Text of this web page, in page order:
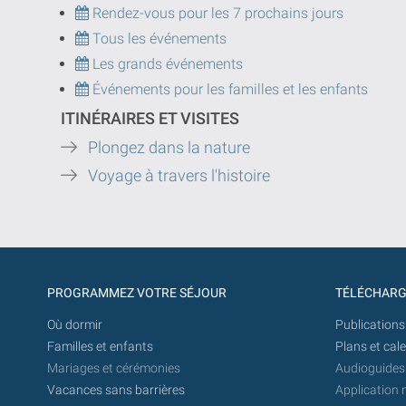
Rendez-vous pour les 7 prochains jours
Tous les événements
Les grands événements
Événements pour les familles et les enfants
ITINÉRAIRES ET VISITES
Plongez dans la nature
Voyage à travers l'histoire
PROGRAMMEZ VOTRE SÉJOUR
Où dormir
Familles et enfants
Mariages et cérémonies
Vacances sans barrières
Publications
Plans et
Audioguides
Application